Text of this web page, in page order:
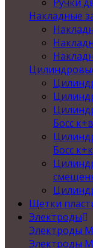
Накладные
Босс к+в
Босс к+к
Щетки
Электроды
Электроды
Электроды